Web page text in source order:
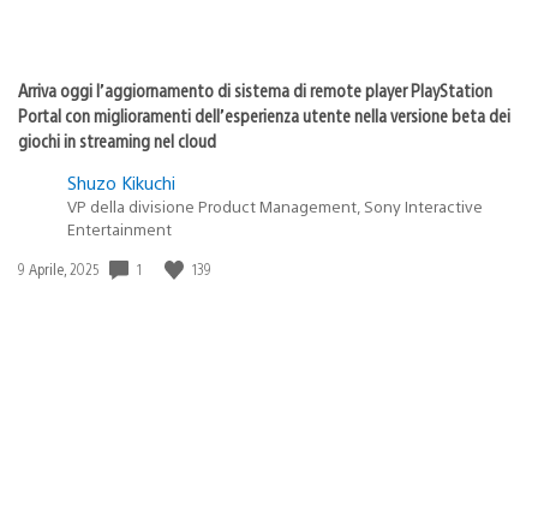
Arriva oggi l’aggiornamento di sistema di remote player PlayStation
Portal con miglioramenti dell’esperienza utente nella versione beta dei
giochi in streaming nel cloud
Shuzo Kikuchi
VP della divisione Product Management, Sony Interactive
Entertainment
Data
9 Aprile, 2025 1 139